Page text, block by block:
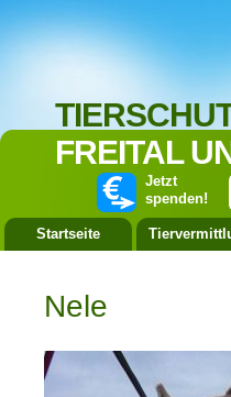
FREITAL
Jetzt
spenden!
Startseite
Nele